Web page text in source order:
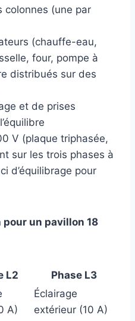
colonnes (une par
(chauffe-eau,
four, pompe à
distribués sur des
et de prises
V (plaque triphasée,
sur les trois phases à
d’équilibrage pour
un pavillon 18
L2
Phase L3
A)
Éclairage
extérieur (10 A)